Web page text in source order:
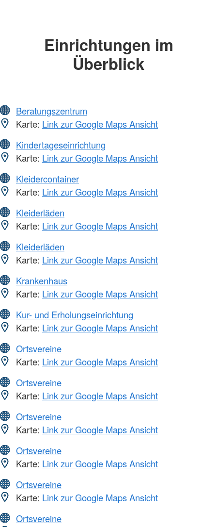
Einrichtungen im
Überblick
Beratungszentrum
Karte: Link zur Google Maps Ansicht
Kindertageseinrichtung
Karte: Link zur Google Maps Ansicht
Kleidercontainer
Karte: Link zur Google Maps Ansicht
Kleiderläden
Karte: Link zur Google Maps Ansicht
Kleiderläden
Karte: Link zur Google Maps Ansicht
Krankenhaus
Karte: Link zur Google Maps Ansicht
Kur- und Erholungseinrichtung
Karte: Link zur Google Maps Ansicht
Ortsvereine
Karte: Link zur Google Maps Ansicht
Ortsvereine
Karte: Link zur Google Maps Ansicht
Ortsvereine
Karte: Link zur Google Maps Ansicht
Ortsvereine
Karte: Link zur Google Maps Ansicht
Ortsvereine
Karte: Link zur Google Maps Ansicht
Ortsvereine